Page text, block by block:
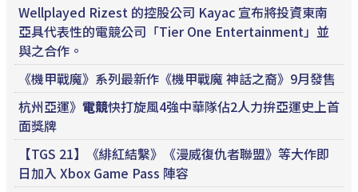
Wellplayed Rizest 的控股公司 Kayac 宣布將投資東南
亞具代表性的電競公司「Tier One Entertainment」並
與之合作。
《機甲戰魔》系列最新作《機甲戰魔 神話之裔》9月發售
杭州亞運》 電競快打旋風4強中華隊佔2人力拚亞運史上首
面獎牌
【TGS 21】《緋紅結繫》《漫威復仇者聯盟》等大作即
日加入 Xbox Game Pass 陣容